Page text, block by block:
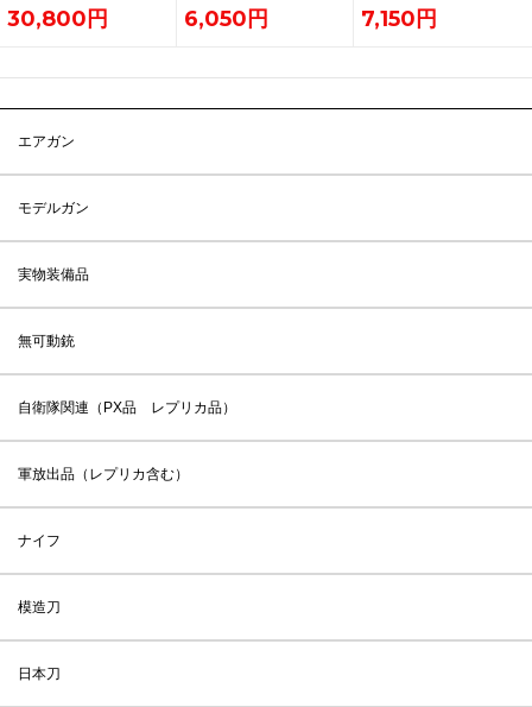
30,800円 6,050円 7,150円
エアガン
モデルガン
実物装備品
無可動銃
自衛隊関連（PX品 レプリカ品）
軍放出品（レプリカ含む）
ナイフ
模造刀
日本刀